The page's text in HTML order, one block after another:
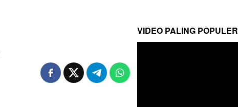
VIDEO PALING POPULER